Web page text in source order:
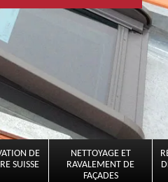
DE
SUISSE
NETTOYAGE ET
RAVALEMENT DE
FAÇADES